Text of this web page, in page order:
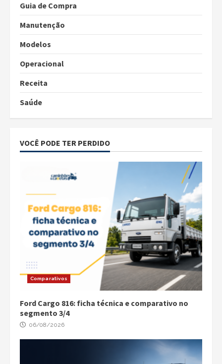
Guia de Compra
Manutenção
Modelos
Operacional
Receita
Saúde
VOCÊ PODE TER PERDIDO
Comparativos
Ford Cargo 816: ficha técnica e comparativo no
segmento 3/4
06/08/2026